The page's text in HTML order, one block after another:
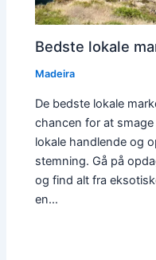
Bedste lokale
Madeira
De bedste lokale
chancen for at
lokale handlende og
stemning. Gå på
og find alt fra
en…